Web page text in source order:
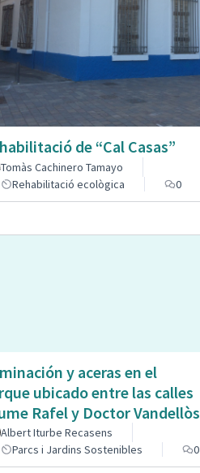
de “Cal Casas”
Tomàs Cachinero Tamayo
Rehabilitació ecològica
0
y aceras en el
ubicado entre las calles
Rafel y Doctor Vandellòs
Albert Iturbe Recasens
Parcs i Jardins Sostenibles
0